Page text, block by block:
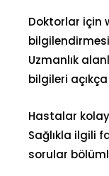
Doktorlar için
bilgilendirmesi
Uzmanlık
bilgileri açıkça
Hastalar
Sağlıkla ilgili
sorular